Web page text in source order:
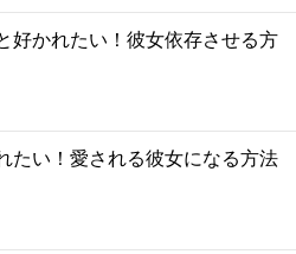
好かれたい！彼女依存させる方
たい！愛される彼女になる方法